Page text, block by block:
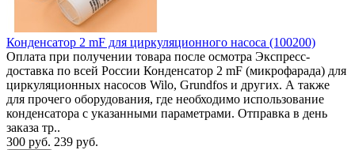
Конденсатор 2 mF для циркуляционного насоса (100200)
Оплата при получении товара после осмотра Экспресс-
доставка по всей России Конденсатор 2 mF (микрофарада) для
циркуляционных насосов Wilo, Grundfos и других. А также
для прочего оборудования, где необходимо использование
конденсатора с указанными параметрами. Отправка в день
заказа тр..
300 руб. 239 руб.